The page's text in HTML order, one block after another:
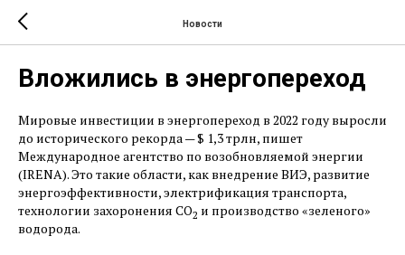
Новости
Вложились в энергопереход
Мировые инвестиции в энергопереход в 2022 году выросли
до исторического рекорда — ​$ 1,3 трлн, пишет
Международное агентство по возобновляемой энергии
(IRENA). Это такие области, как внедрение ВИЭ, развитие
энергоэффективности, электрификация транспорта,
технологии захоронения CO2 и производство «зеленого»
водорода.